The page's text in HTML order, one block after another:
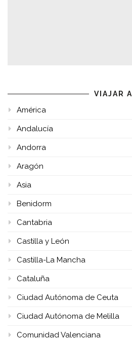
VIAJAR A
América
Andalucía
Andorra
Aragón
Asia
Benidorm
Cantabria
Castilla y León
Castilla-La Mancha
Cataluña
Ciudad Autónoma de Ceuta
Ciudad Autónoma de Melilla
Comunidad Valenciana